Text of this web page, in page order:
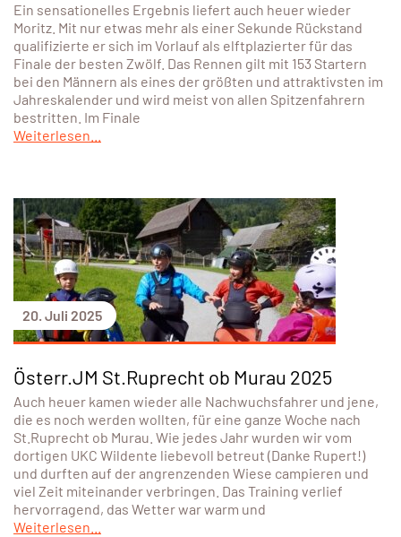
Ein sensationelles Ergebnis liefert auch heuer wieder
Moritz. Mit nur etwas mehr als einer Sekunde Rückstand
qualifizierte er sich im Vorlauf als elftplazierter für das
Finale der besten Zwölf. Das Rennen gilt mit 153 Startern
bei den Männern als eines der größten und attraktivsten im
Jahreskalender und wird meist von allen Spitzenfahrern
bestritten. Im Finale
Weiterlesen...
20. Juli 2025
Österr.JM St.Ruprecht ob Murau 2025
Auch heuer kamen wieder alle Nachwuchsfahrer und jene,
die es noch werden wollten, für eine ganze Woche nach
St.Ruprecht ob Murau. Wie jedes Jahr wurden wir vom
dortigen UKC Wildente liebevoll betreut (Danke Rupert!)
und durften auf der angrenzenden Wiese campieren und
viel Zeit miteinander verbringen. Das Training verlief
hervorragend, das Wetter war warm und
Weiterlesen...